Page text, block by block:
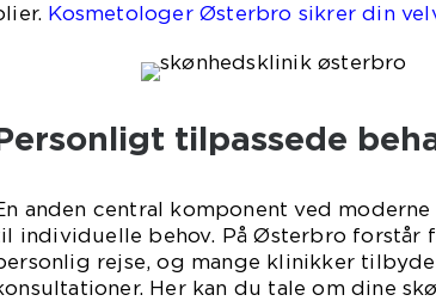
Kosmetologer Østerbro sikrer din
tilpassede
anden central komponent ved
individuelle behov. På Østerbro forstår
rejse, og mange klinikker
Her kan du tale om dine